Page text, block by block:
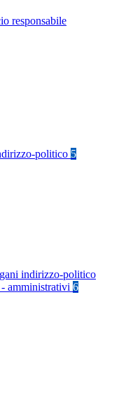
responsabile
politico 5
indirizzo-politico
amministrativi 6